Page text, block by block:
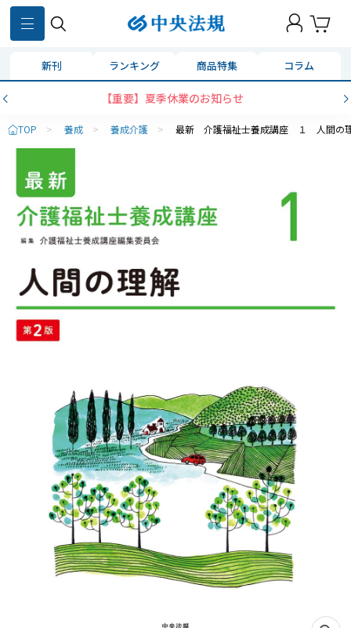
新刊 ランキング 商品特集 コラム
【重要】夏季休業のお知らせ
TOP > 養成 > 養成介護 > 最新 介護福祉士養成講座 １ 人間の